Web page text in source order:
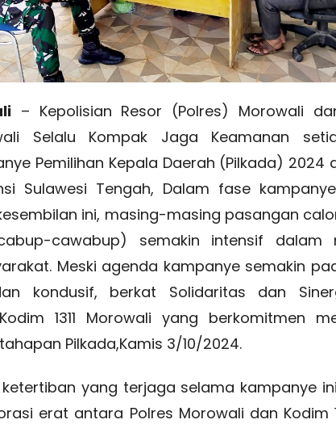
– Kepolisian Resor (Polres) Morowali
Selalu Kompak Jaga Keamanan
Pemilihan Kepala Daerah (Pilkada) 2024
Sulawesi Tengah, Dalam fase
ini, masing-masing pasangan
cawabup) semakin intensif dalam
Meski agenda kampanye semakin
kondusif, berkat Solidaritas dan
1311 Morowali yang berkomitmen
Pilkada,Kamis 3/10/2024.
yang terjaga selama kampanye
erat antara Polres Morowali dan Kodim